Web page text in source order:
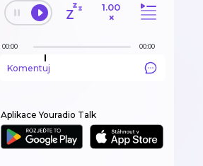
1.00
×
00:00 00:00
Komentuj
Aplikace Youradio Talk